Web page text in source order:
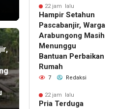
22 jam lalu
Hampir Setahun
Pascabanjir, Warga
Arabungong Masih
Menunggu
Bantuan Perbaikan
Rumah
7 Redaksi
22 jam lalu
Pria Terduga